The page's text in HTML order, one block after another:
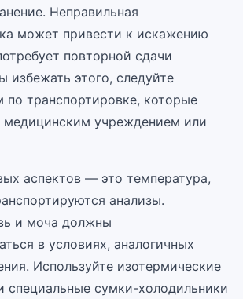
Неправильная
может привести к искажению
повторной сдачи
избежать этого, следуйте
по транспортировке, которые
медицинским учреждением или
аспектов — это температура,
анализы.
и моча должны
в условиях, аналогичных
Используйте изотермические
специальные сумки-холодильники